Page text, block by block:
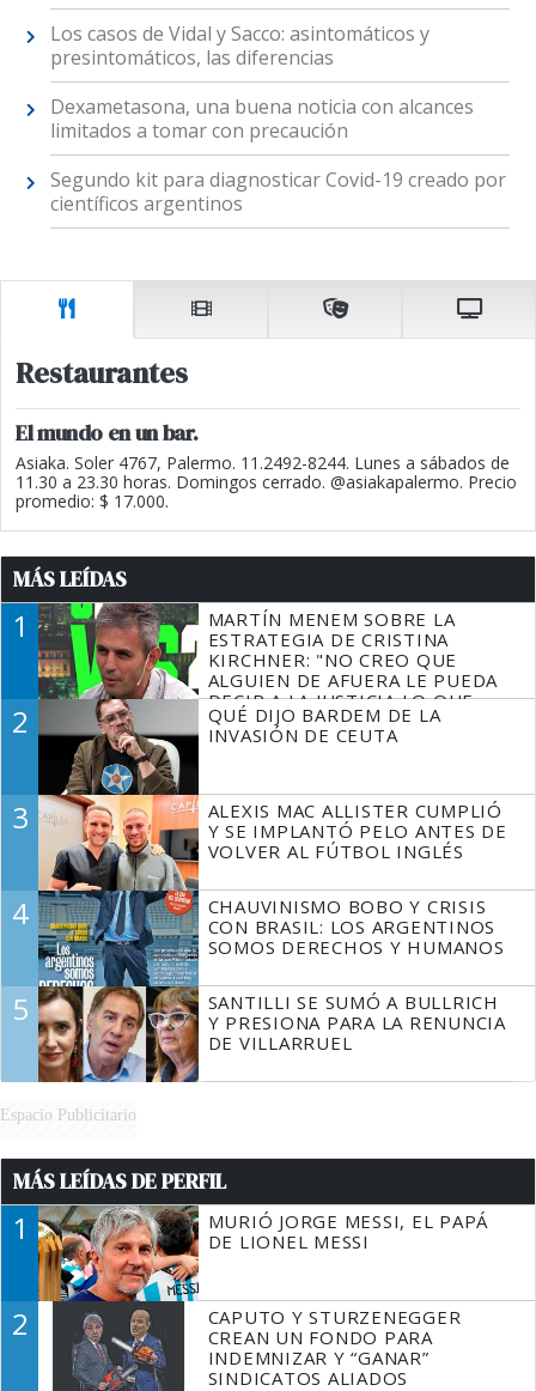
Los casos de Vidal y Sacco: asintomáticos y
presintomáticos, las diferencias
Dexametasona, una buena noticia con alcances
limitados a tomar con precaución
Segundo kit para diagnosticar Covid-19 creado por
científicos argentinos
Restaurantes
El mundo en un bar.
Asiaka. Soler 4767, Palermo. 11.2492-8244. Lunes a sábados de
11.30 a 23.30 horas. Domingos cerrado. @asiakapalermo. Precio
promedio: $ 17.000.
MÁS LEÍDAS
1
MARTÍN MENEM SOBRE LA
ESTRATEGIA DE CRISTINA
KIRCHNER: "NO CREO QUE
ALGUIEN DE AFUERA LE PUEDA
DECIR A LA JUSTICIA LO QUE
TIENE QUE HACER"
2
QUÉ DIJO BARDEM DE LA
INVASIÓN DE CEUTA
3
ALEXIS MAC ALLISTER CUMPLIÓ
Y SE IMPLANTÓ PELO ANTES DE
VOLVER AL FÚTBOL INGLÉS
4
CHAUVINISMO BOBO Y CRISIS
CON BRASIL: LOS ARGENTINOS
SOMOS DERECHOS Y HUMANOS
5
SANTILLI SE SUMÓ A BULLRICH
Y PRESIONA PARA LA RENUNCIA
DE VILLARRUEL
Espacio Publicitario
MÁS LEÍDAS DE PERFIL
1
MURIÓ JORGE MESSI, EL PAPÁ
DE LIONEL MESSI
2
CAPUTO Y STURZENEGGER
CREAN UN FONDO PARA
INDEMNIZAR Y “GANAR”
SINDICATOS ALIADOS